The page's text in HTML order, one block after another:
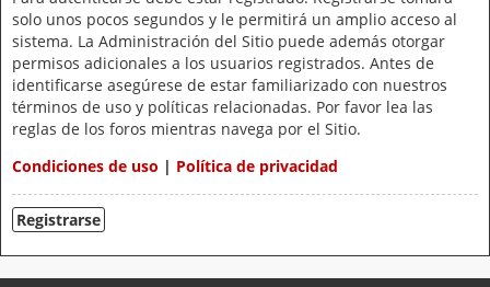
solo unos pocos segundos y le permitirá un amplio acceso al
sistema. La Administración del Sitio puede además otorgar
permisos adicionales a los usuarios registrados. Antes de
identificarse asegúrese de estar familiarizado con nuestros
términos de uso y políticas relacionadas. Por favor lea las
reglas de los foros mientras navega por el Sitio.
Condiciones de uso | Política de privacidad
Registrarse